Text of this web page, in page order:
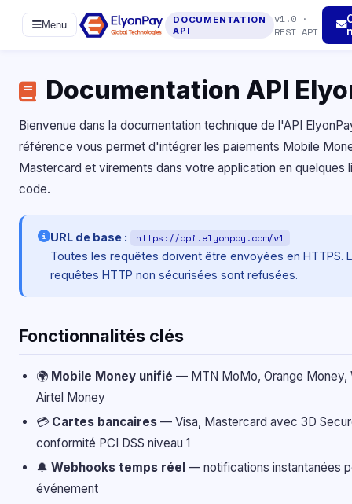
Menu
DOCUMENTATION
API
v1.0 ·
REST API
Documentation API
Bienvenue dans la documentation technique de l'API
référence vous permet d'intégrer les paiements Mobile
Mastercard et virements dans votre application en quelques
code.
URL de base :
https://api.elyonpay.com/v1
Toutes les requêtes doivent être envoyées en HTTPS.
requêtes HTTP non sécurisées sont refusées.
Fonctionnalités clés
🌍 Mobile Money unifié — MTN MoMo, Orange Money,
Airtel Money
💳 Cartes bancaires — Visa, Mastercard avec 3D
conformité PCI DSS niveau 1
🔔 Webhooks temps réel — notifications instantanées
événement